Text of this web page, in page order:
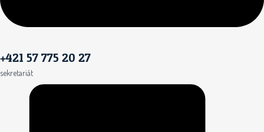
+421 57 775 20 27
sekretariát